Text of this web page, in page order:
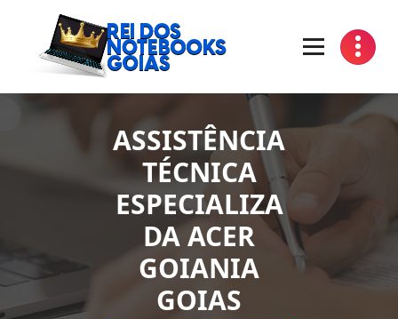
conteúdo
ASSISTÊNCIA
TÉCNICA
ESPECIALIZA
DA ACER
GOIANIA
GOIAS